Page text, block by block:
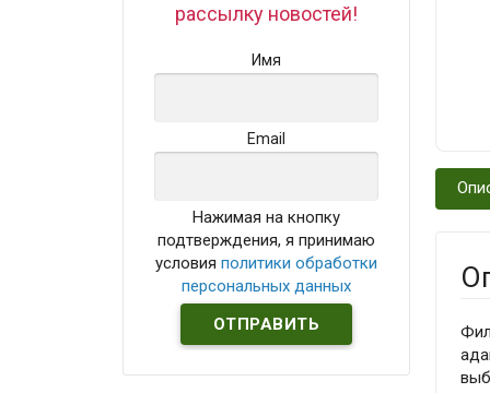
рассылку новостей!
Имя
Email
Нажимая на кнопку
подтверждения, я принимаю
условияполитики обработки
персональных данных